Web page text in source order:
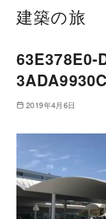
建築の旅
63E378E0-
2019年4月6日